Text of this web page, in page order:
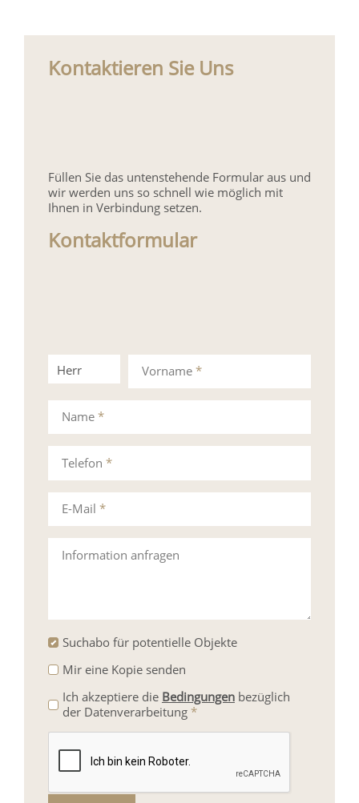
Kontaktieren Sie Uns
Füllen Sie das untenstehende Formular aus und
wir werden uns so schnell wie möglich mit
Ihnen in Verbindung setzen.
Kontaktformular
Herr Frau
Vorname *
Telefon *
Information anfragen
Name *
E-Mail *
Suchabo für potentielle Objekte
Mir eine Kopie senden
Ich akzeptiere die Bedingungenbezüglich
der Datenverarbeitung *